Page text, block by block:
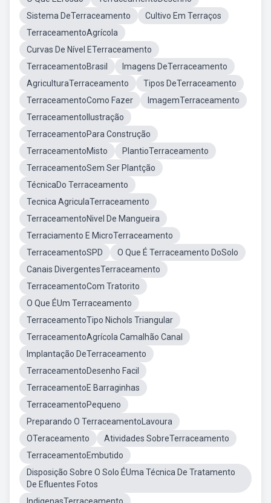
Sistema DeTerraceamento
Cultivo Em Terraços
TerraceamentoAgrícola
Curvas De Nível ETerraceamento
TerraceamentoBrasil
Imagens DeTerraceamento
AgriculturaTerraceamento
Tipos DeTerraceamento
TerraceamentoComo Fazer
ImagemTerraceamento
TerraceamentoIlustração
TerraceamentoPara Construção
TerraceamentoMisto
PlantioTerraceamento
TerraceamentoSem Ser Plantção
TécnicaDo Terraceamento
Tecnica AgriculaTerraceamento
TerraceamentoNivel De Mangueira
Terraciamento E MicroTerraceamento
TerraceamentoSPD
O Que É Terraceamento DoSolo
Canais DivergentesTerraceamento
TerraceamentoCom Tratorito
O Que ÉUm Terraceamento
TerraceamentoTipo Nichols Triangular
TerraceamentoAgrícola Camalhão Canal
Implantação DeTerraceamento
TerraceamentoDesenho Facil
TerraceamentoE Barraginhas
TerraceamentoPequeno
Preparando O TerraceamentoLavoura
OTeraceamento
Atividades SobreTerraceamento
TerraceamentoEmbutido
Disposição Sobre O Solo ÉUma Técnica De Tratamento
De Efluentes Fotos